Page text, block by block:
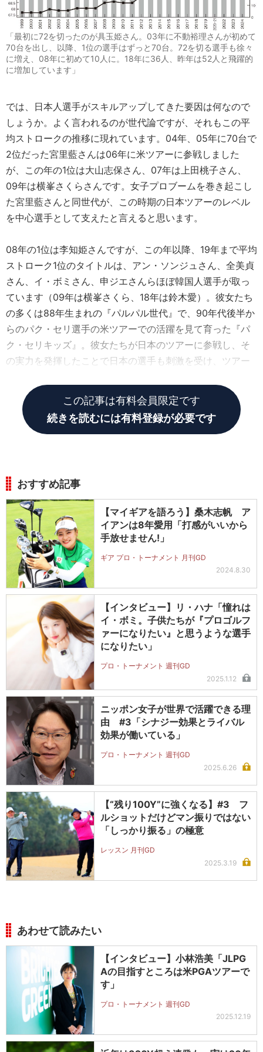
「最初に72を切ったのが具玉姫さん。03年に不動裕理さんが初めて
70台を出し、以降、1位の選手はずっと70台。72を切る選手も徐々
に増え、08年に初めて10人に。18年に36人、昨年は52人と飛躍的
に増加しています」
では、日本人選手がスキルアップしてきた要因は何なので
しょうか。よく言われるのが世代論ですが、それもこの平
均ストロークの推移に現れています。04年、05年に70台で
2位だった宮里藍さんは06年に米ツアーに参戦しました
が、この年の1位は大山志保さん、07年は上田桃子さん、
09年は横峯さくらさんです。女子プロブームを巻き起こし
た宮里藍さんと同世代が、この時期の日本ツアーのレベル
を中心選手として支えたと言えると思います。
08年の1位は李知姫さんですが、この年以降、19年まで平均
ストローク1位のタイトルは、アン・ソンジュさん、全美貞
さん、イ・ボミさん、申ジエさんらほぼ韓国人選手が取っ
ています（09年は横峯さくら、18年は鈴木愛）。彼女たち
の多くは88年生まれの『パルパル世代』で、90年代後半か
らのパク・セリ選手の米ツアーでの活躍を見て育った『パ
ク・セリキッズ』。彼女たちが日本のツアーに参戦し、そ
の実力を発揮したことで日本の選手も刺激を受け、ツアー
この記事は有料会員限定です
続きを読むには有料登録が必要です
おすすめ記事
【マイギアを語ろう】桑木志帆 ア
イアンは8年愛用「打感がいいから
手放せません!」
ギア プロ・トーナメント 月刊GD
2024.8.30
【インタビュー】リ・ハナ「憧れは
イ・ボミ。子供たちが『プロゴルフ
ァーになりたい』と思うような選手
になりたい」
プロ・トーナメント 週刊GD
2025.1.12
ニッポン女子が世界で活躍できる理
由 #3「シナジー効果とライバル
効果が働いている」
プロ・トーナメント 週刊GD
2025.6.26
【“残り100Y”に強くなる】#3 フ
ルショットだけどマン振りではない
「しっかり振る」の極意
レッスン 月刊GD
2025.3.19
あわせて読みたい
【インタビュー】小林浩美「JLPG
Aの目指すところは米PGAツアーで
す」
プロ・トーナメント 週刊GD
2025.12.19